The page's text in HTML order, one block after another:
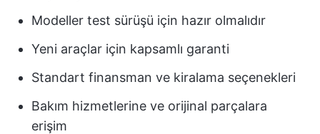
Modeller test sürüşü için hazır olmalıdır
Yeni araçlar için kapsamlı garanti
Standart finansman ve kiralama seçenekleri
Bakım hizmetlerine ve orijinal parçalara
erişim